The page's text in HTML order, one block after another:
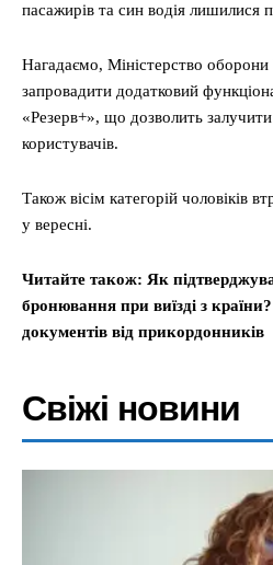
пасажирів та син водія лишилися
Нагадаємо, Міністерство оборони
запровадити додатковий
«Резерв+», що дозволить
користувачів.
Також вісім категорій чоловіків
у вересні.
Читайте також: Як
бронювання при виїзді з
документів від прикордонників
Свіжі новини